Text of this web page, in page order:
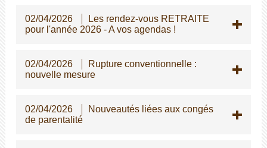
02/04/2026
Les rendez-vous RETRAITE
pour l'année 2026 - A vos agendas !
02/04/2026
Rupture conventionnelle :
nouvelle mesure
02/04/2026
Nouveautés liées aux congés
de parentalité